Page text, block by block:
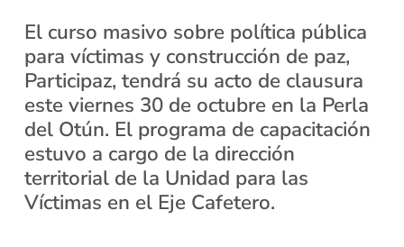
El curso masivo sobre política pública
para víctimas y construcción de paz,
Participaz, tendrá su acto de clausura
este viernes 30 de octubre en la Perla
del Otún. El programa de capacitación
estuvo a cargo de la dirección
territorial de la Unidad para las
Víctimas en el Eje Cafetero.